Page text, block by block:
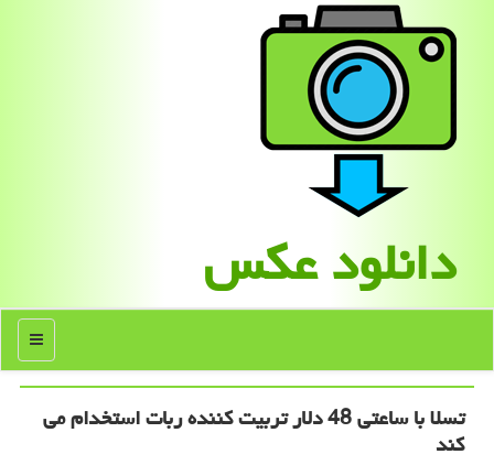
دانلود عكس
منو
تسلا با ساعتی 48 دلار تربیت کننده ربات استخدام می
کند